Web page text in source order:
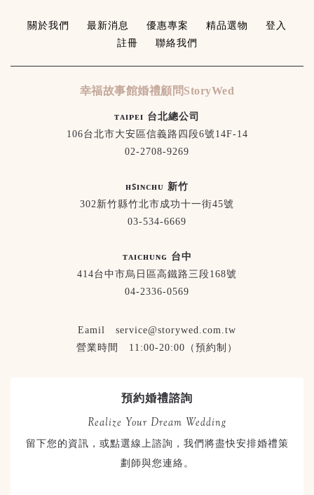
關於我們 最新消息 優惠專案 精品選物
登入
註冊
聯絡我們
幸福故事館婚禮顧問StoryWed
ᴛᴀɪᴘᴇɪ 台北總公司
106台北市大安區信義路四段6號14F-14
02-2708-9269
ʜꜱɪɴᴄʜᴜ 新竹
302新竹縣竹北市成功十一街45號
03-534-6669
ᴛᴀɪᴄʜᴜɴɢ 台中
414台中市烏日區高鐵路三段168號
04-2336-0569
Eamil service@storywed.com.tw
營業時間 11:00-20:00（預約制）
預約婚禮諮詢
Realize Your Dream Wedding
留下您的資訊，或點選線上諮詢，我們將盡快安排婚禮策
劃師與您連絡。